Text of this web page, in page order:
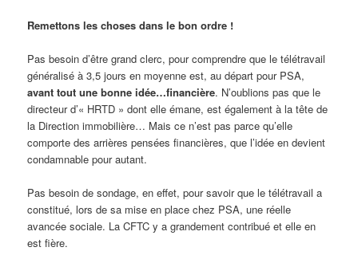
Remettons les choses dans le bon ordre !
Pas besoin d’être grand clerc, pour comprendre que le télétravail
généralisé à 3,5 jours en moyenne est, au départ pour PSA,
avant tout une bonne idée…financière. N’oublions pas que le
directeur d’« HRTD » dont elle émane, est également à la tête de
la Direction immobilière… Mais ce n’est pas parce qu’elle
comporte des arrières pensées financières, que l’idée en devient
condamnable pour autant.
Pas besoin de sondage, en effet, pour savoir que le télétravail a
constitué, lors de sa mise en place chez PSA, une réelle
avancée sociale. La CFTC y a grandement contribué et elle en
est fière.